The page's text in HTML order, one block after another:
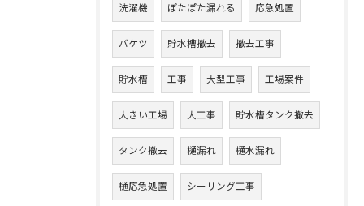
洗濯機 ぽたぽた漏れる 応急処置
バケツ 貯水槽撤去 撤去工事
貯水槽 工事 大型工事 工場案件
大きい工場 大工事 貯水槽タンク撤去
タンク撤去 樋漏れ 樋水漏れ
樋応急処置 シーリング工事